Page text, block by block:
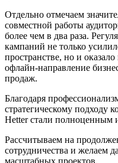
Отдельно отмечаем
совместной работы
более чем в два раза.
кампаний не только
пространстве, но и
офлайн-направление
продаж.
Благодаря
стратегическому подходу
Hetter стали полноценным
Рассчитываем на
сотрудничества и желаем
масштабных проектов.